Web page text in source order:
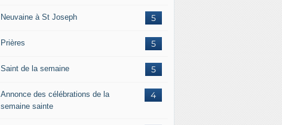
5
Neuvaine à St Joseph
5
Prières
5
Saint de la semaine
4
Annonce des célébrations de la
semaine sainte